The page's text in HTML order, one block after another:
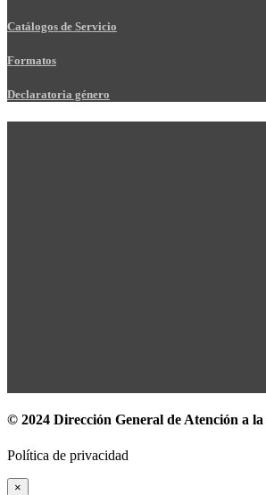
Catálogos de Servicio
Formatos
Declaratoria género
© 2024 Dirección General de Atención a
Política de privacidad
×